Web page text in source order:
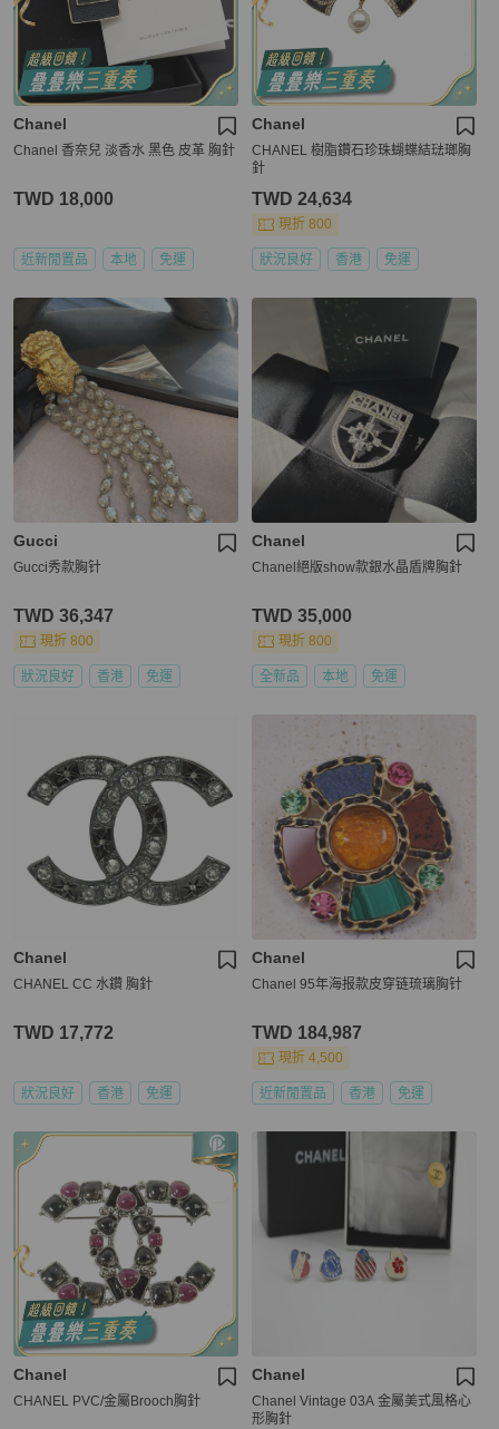
Chanel
Chanel 香奈兒 淡香水 黑色 皮革 胸針
TWD 18,000
近新閒置品 本地 免運
Chanel
CHANEL 樹脂鑽石珍珠蝴蝶結琺瑯胸
針
TWD 24,634
現折 800
狀況良好 香港 免運
Gucci
Gucci秀款胸针
TWD 36,347
現折 800
狀況良好 香港 免運
Chanel
Chanel絕版show款銀水晶盾牌胸針
TWD 35,000
現折 800
全新品 本地 免運
Chanel
CHANEL CC 水鑽 胸針
TWD 17,772
狀況良好 香港 免運
Chanel
Chanel 95年海报款皮穿链琉璃胸针
TWD 184,987
現折 4,500
近新閒置品 香港 免運
Chanel
CHANEL PVC/金屬Brooch胸針
Chanel
Chanel Vintage 03A 金屬美式風格心
形胸針